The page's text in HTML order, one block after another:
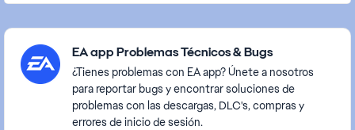
Featured Places
EA app Problemas Técnicos & Bugs
¿Tienes problemas con EA app? Únete a nosotros
para reportar bugs y encontrar soluciones de
problemas con las descargas, DLC's, compras y
errores de inicio de sesión.